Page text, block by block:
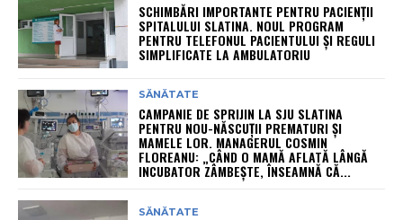
SCHIMBĂRI IMPORTANTE PENTRU PACIENȚII
SPITALULUI SLATINA. NOUL PROGRAM
PENTRU TELEFONUL PACIENTULUI ȘI REGULI
SIMPLIFICATE LA AMBULATORIU
SĂNĂTATE
CAMPANIE DE SPRIJIN LA SJU SLATINA
PENTRU NOU-NĂSCUȚII PREMATURI ȘI
MAMELE LOR. MANAGERUL COSMIN
FLOREANU: „CÂND O MAMĂ AFLATĂ LÂNGĂ
INCUBATOR ZÂMBEȘTE, ÎNSEAMNĂ CĂ...
SĂNĂTATE